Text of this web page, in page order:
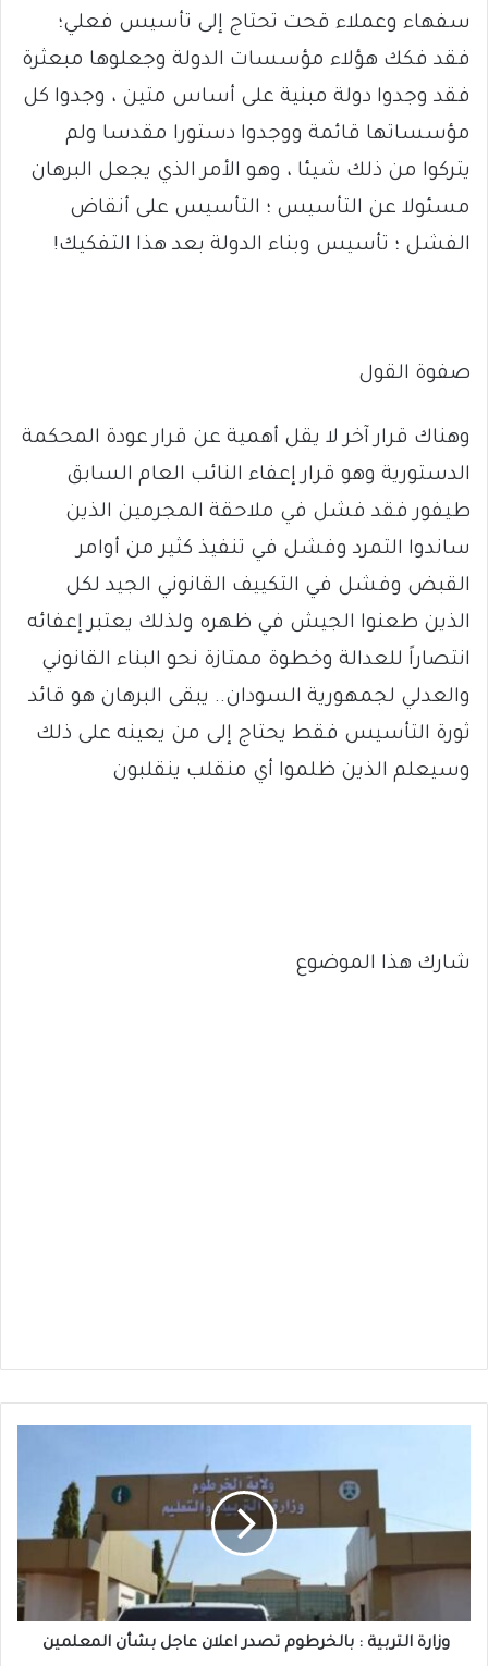
سفهاء وعملاء قحت تحتاج إلى تأسيس فعلي؛
فقد فكك هؤلاء مؤسسات الدولة وجعلوها مبعثرة
فقد وجدوا دولة مبنية على أساس متين ، وجدوا كل
مؤسساتها قائمة ووجدوا دستورا مقدسا ولم
يتركوا من ذلك شيئا ، وهو الأمر الذي يجعل البرهان
مسئولا عن التأسيس ؛ التأسيس على أنقاض
الفشل ؛ تأسيس وبناء الدولة بعد هذا التفكيك!
صفوة القول
وهناك قرار آخر لا يقل أهمية عن قرار عودة المحكمة
الدستورية وهو قرار إعفاء النائب العام السابق
طيفور فقد فشل في ملاحقة المجرمين الذين
ساندوا التمرد وفشل في تنفيذ كثير من أوامر
القبض وفشل في التكييف القانوني الجيد لكل
الذين طعنوا الجيش في ظهره ولذلك يعتبر إعفائه
انتصاراً للعدالة وخطوة ممتازة نحو البناء القانوني
والعدلي لجمهورية السودان.. يبقى البرهان هو قائد
ثورة التأسيس فقط يحتاج إلى من يعينه على ذلك
وسيعلم الذين ظلموا أي منقلب ينقلبون
شارك هذا الموضوع
تصدر
عاجل
المعلمين
وزارة التربية : بالخرطوم تصدر اعلان عاجل بشأن المعلمين